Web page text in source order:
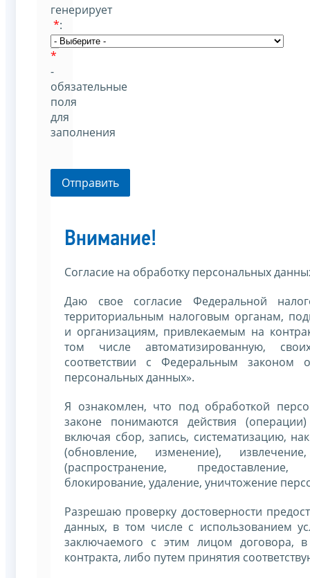
генерирует
*:
*
-
обязательные
поля
для
заполнения
Отправить
Внимание!
Согласие на обработку персональных
Даю свое согласие Федеральной
территориальным налоговым органам,
и организациям, привлекаемым на
том числе автоматизированную,
соответствии с Федеральным
персональных данных».
Я ознакомлен, что под обработкой
законе понимаются действия
включая сбор, запись, систематизацию,
(обновление, изменение),
(распространение,
блокирование, удаление, уничтожение
Разрешаю проверку достоверности
данных, в том числе с использованием
заключаемого с этим лицом договора, в
контракта, либо путем принятия